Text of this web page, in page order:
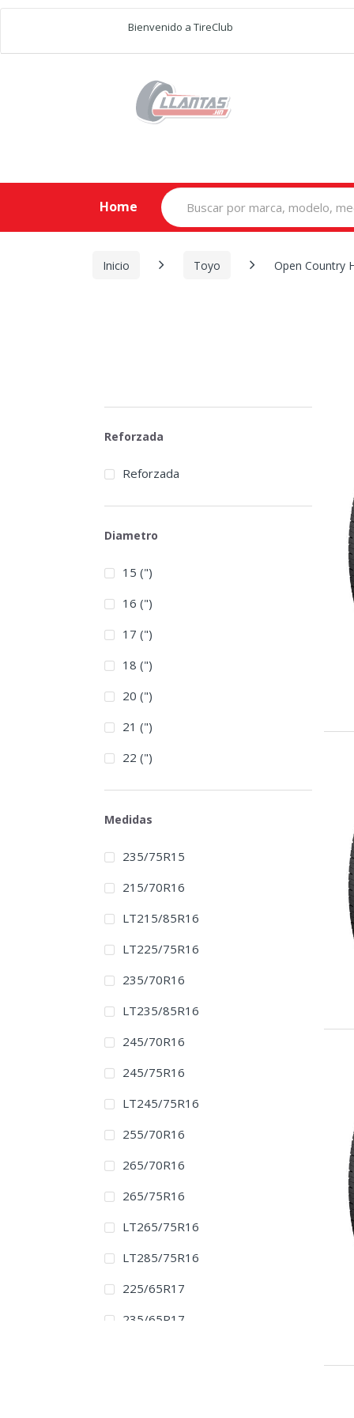
Bienvenido a TireClub
Home
Search
for:
Inicio Toyo Open Country
Reforzada
Reforzada
Diametro
15 (")
16 (")
17 (")
18 (")
20 (")
21 (")
22 (")
Medidas
235/75R15
215/70R16
LT215/85R16
LT225/75R16
235/70R16
LT235/85R16
245/70R16
245/75R16
LT245/75R16
255/70R16
265/70R16
265/75R16
LT265/75R16
LT285/75R16
225/65R17
235/65R17